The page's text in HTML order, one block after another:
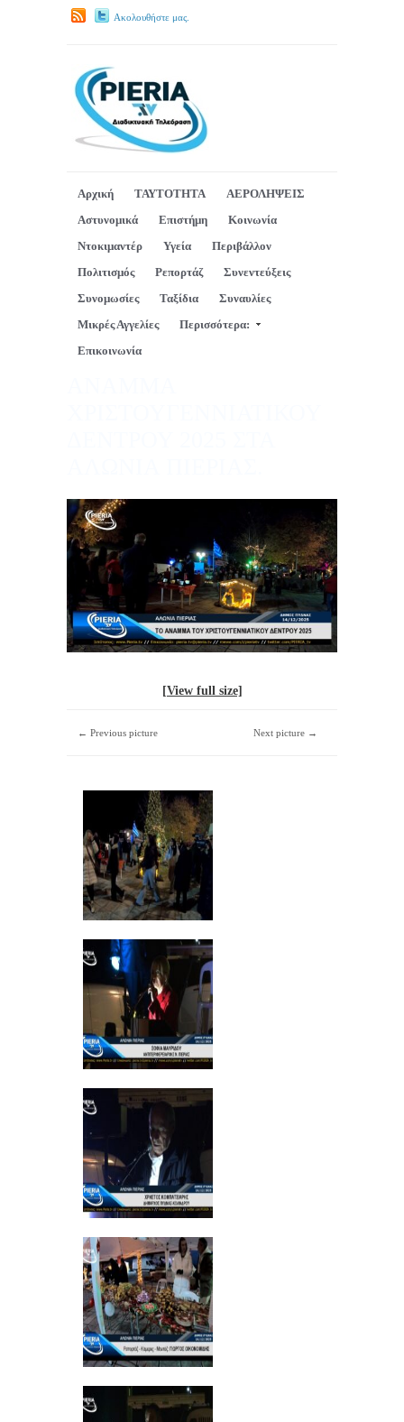
Ακολουθήστε μας.
Αρχική ΤΑΥΤΟΤΗΤΑ
ΑΕΡΟΛΗΨΕΙΣ
Αστυνομικά
Επιστήμη
Κοινωνία
Ντοκιμαντέρ
Υγεία
Περιβάλλον
Πολιτισμός
Ρεπορτάζ
Συνεντεύξεις
Συνομωσίες
Ταξίδια
Συναυλίες
Μικρές Αγγελίες
Περισσότερα:
Επικοινωνία
[View full size]
← Previous picture Next picture →